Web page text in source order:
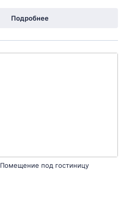
Подробнее
Помещение под гостиницу